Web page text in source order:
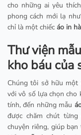
cho những ai yêu
phong cách mới lạ
chỉ là một chiếc áo in
Thư viện
kho báu của
Chúng tôi sở hữu một
với vô số lựa chọn cho
tính, đến những mẫu
được chăm chút
chuyện riêng, giúp